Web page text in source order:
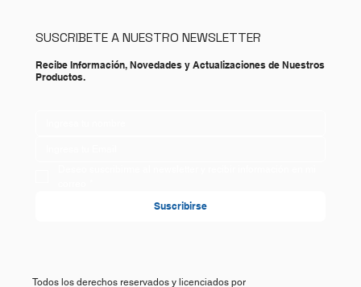
SUSCRIBETE A NUESTRO NEWSLETTER
Recibe Información, Novedades y Actualizaciones de Nuestros
Productos.
Suscribirse
Todos los derechos reservados y licenciados por